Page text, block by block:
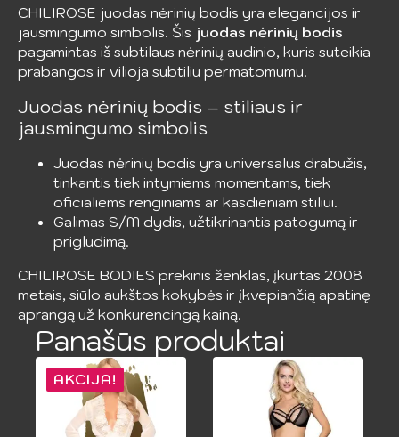
CHILIROSE juodas nėrinių bodis yra elegancijos ir
jausmingumo simbolis. Šis juodas nėrinių bodis
pagamintas iš subtilaus nėrinių audinio, kuris suteikia
prabangos ir vilioja subtiliu permatomumu.
Juodas nėrinių bodis – stiliaus ir
jausmingumo simbolis
Juodas nėrinių bodis yra universalus drabužis,
tinkantis tiek intymiems momentams, tiek
oficialiems renginiams ar kasdieniam stiliui.
Galimas S/M dydis, užtikrinantis patogumą ir
prigludimą.
CHILIROSE BODIES prekinis ženklas, įkurtas 2008
metais, siūlo aukštos kokybės ir įkvepiančią apatinę
aprangą už konkurencingą kainą.
Panašūs produktai
AKCIJA!